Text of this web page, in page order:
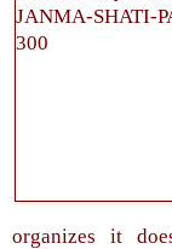
organizes it